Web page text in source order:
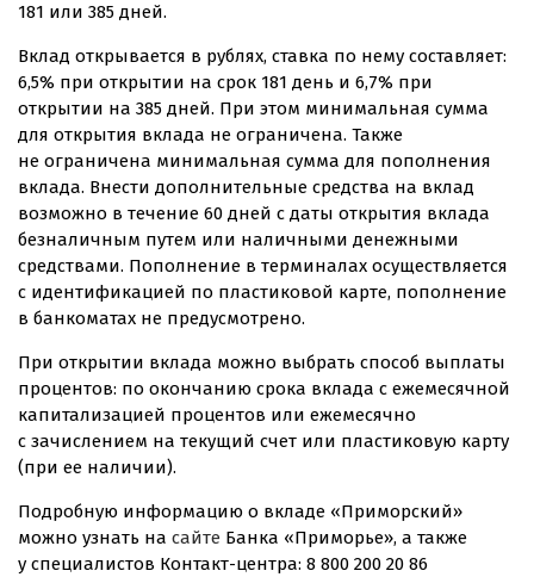
181 или 385 дней.
Вклад открывается в рублях, ставка по нему составляет:
6,5% при открытии на срок 181 день и 6,7% при
открытии на 385 дней. При этом минимальная сумма
для открытия вклада не ограничена. Также
не ограничена минимальная сумма для пополнения
вклада. Внести дополнительные средства на вклад
возможно в течение 60 дней с даты открытия вклада
безналичным путем или наличными денежными
средствами. Пополнение в терминалах осуществляется
с идентификацией по пластиковой карте, пополнение
в банкоматах не предусмотрено.
При открытии вклада можно выбрать способ выплаты
процентов: по окончанию срока вклада с ежемесячной
капитализацией процентов или ежемесячно
с зачислением на текущий счет или пластиковую карту
(при ее наличии).
Подробную информацию о вкладе «Приморский»
можно узнать на сайте Банка «Приморье», а также
у специалистов Контакт-центра: 8 800 200 20 86